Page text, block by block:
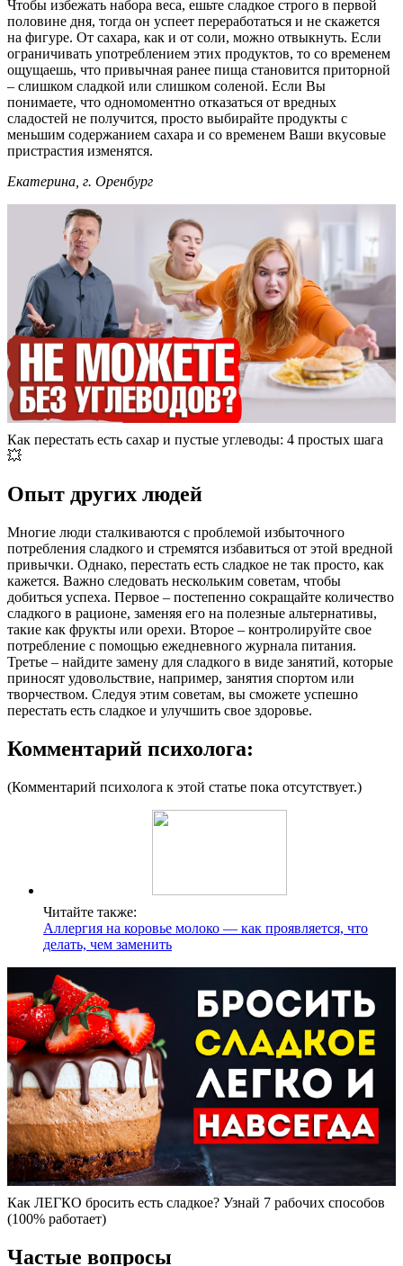
Чтобы избежать набора веса, ешьте сладкое строго в первой
половине дня, тогда он успеет переработаться и не скажется
на фигуре. От сахара, как и от соли, можно отвыкнуть. Если
ограничивать употреблением этих продуктов, то со временем
ощущаешь, что привычная ранее пища становится приторной
– слишком сладкой или слишком соленой. Если Вы
понимаете, что одномоментно отказаться от вредных
сладостей не получится, просто выбирайте продукты с
меньшим содержанием сахара и со временем Ваши вкусовые
пристрастия изменятся.
Екатерина, г. Оренбург
Как перестать есть сахар и пустые углеводы: 4 простых шага
💥
Опыт других людей
Многие люди сталкиваются с проблемой избыточного
потребления сладкого и стремятся избавиться от этой вредной
привычки. Однако, перестать есть сладкое не так просто, как
кажется. Важно следовать нескольким советам, чтобы
добиться успеха. Первое – постепенно сокращайте количество
сладкого в рационе, заменяя его на полезные альтернативы,
такие как фрукты или орехи. Второе – контролируйте свое
потребление с помощью ежедневного журнала питания.
Третье – найдите замену для сладкого в виде занятий, которые
приносят удовольствие, например, занятия спортом или
творчеством. Следуя этим советам, вы сможете успешно
перестать есть сладкое и улучшить свое здоровье.
Комментарий психолога:
(Комментарий психолога к этой статье пока отсутствует.)
Читайте также:
Аллергия на коровье молоко — как проявляется, что
делать, чем заменить
Как ЛЕГКО бросить есть сладкое? Узнай 7 рабочих способов
(100% работает)
Частые вопросы